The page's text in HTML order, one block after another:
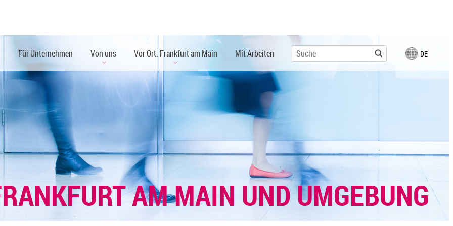
AM MAIN UND UMGEBUNG
Für Unternehmen Von uns Vor Ort: Frankfurt am Main
Mit Arbeiten
DE